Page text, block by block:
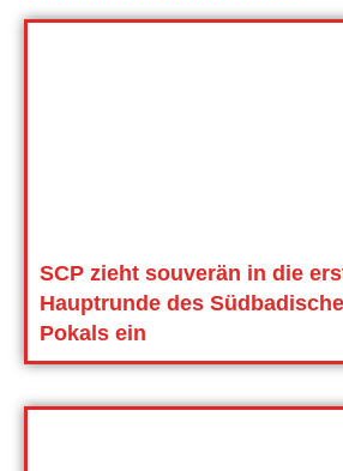
SCP zieht souverän in die
Hauptrunde des
Pokals ein